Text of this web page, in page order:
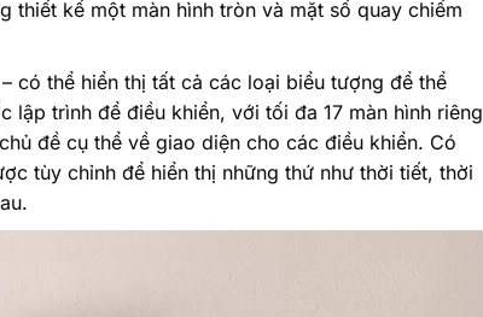
thiết kế một màn hình tròn và mặt số quay chiếm
có thể hiển thị tất cả các loại biểu tượng để thể
lập trình để điều khiển, với tối đa 17 màn hình riêng
đề cụ thể về giao diện cho các điều khiển. Có
tùy chỉnh để hiển thị những thứ như thời tiết, thời